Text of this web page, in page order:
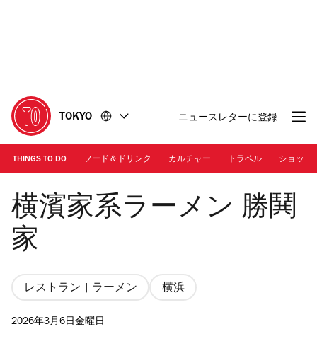
に
移
動
移
動
TOKYO ニュースレターに登録
THINGS TO DO フード＆ドリンク カルチャー トラベル ショッピ
Photo: メンチャック | 「勝鬨ラーメン」
横濱家系ラーメン 勝鬨
家
レストラン | ラーメン 横浜
2026年3月6日金曜日